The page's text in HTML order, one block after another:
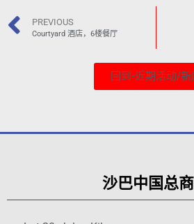
PREVIOUS
Courtyard 酒店，6楼餐厅
回到-近期活动/新
沙巴中国总